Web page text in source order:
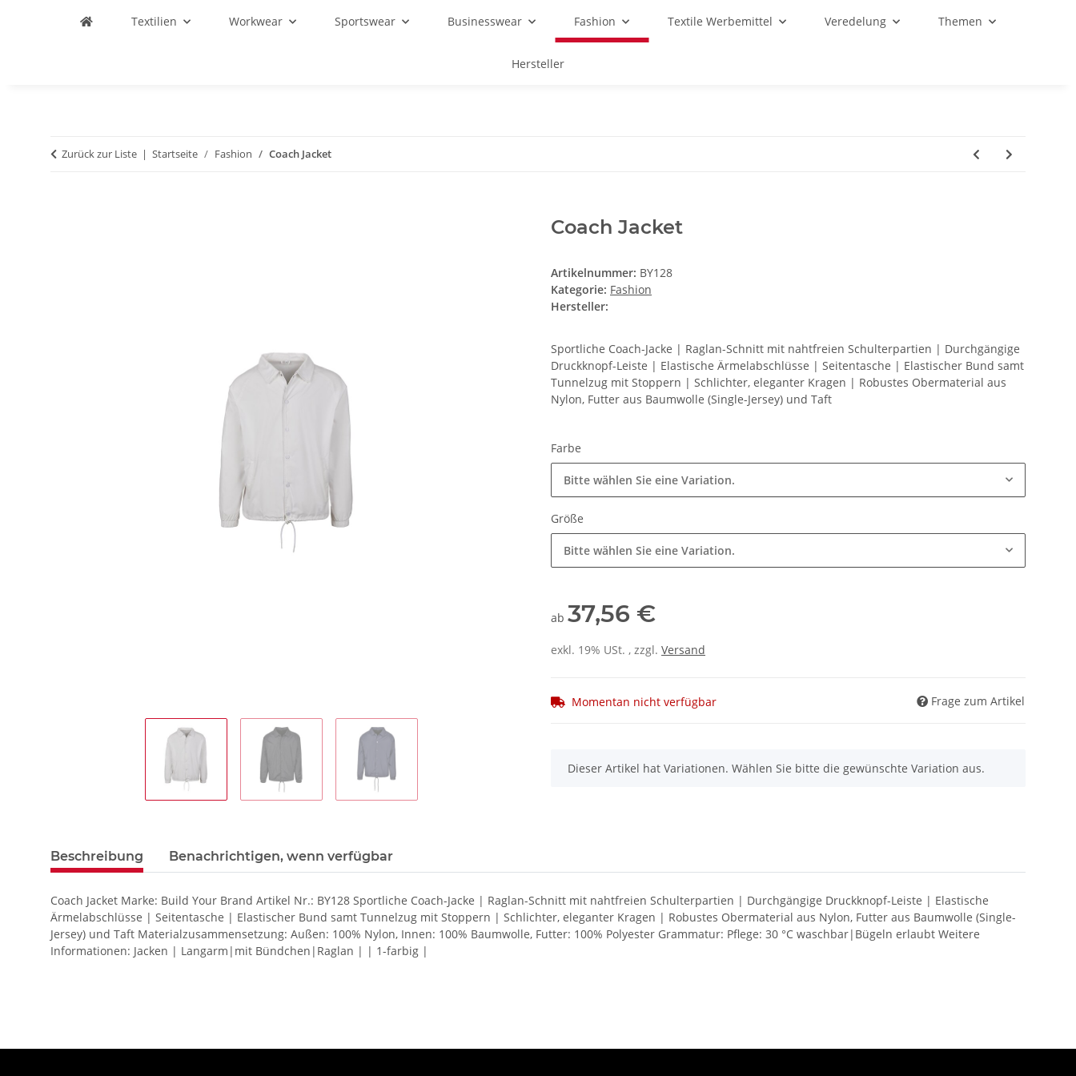
Textilien Workwear Sportswear Businesswear Fashion Textile Werbemittel Veredelung Themen
Hersteller
Zurück zur Liste Startseite Fashion Coach Jacket
Coach Jacket
Artikelnummer: BY128
Kategorie: Fashion
Hersteller:
Sportliche Coach-Jacke | Raglan-Schnitt mit nahtfreien Schulterpartien | Durchgängige
Druckknopf-Leiste | Elastische Ärmelabschlüsse | Seitentasche | Elastischer Bund samt
Tunnelzug mit Stoppern | Schlichter, eleganter Kragen | Robustes Obermaterial aus
Nylon, Futter aus Baumwolle (Single-Jersey) und Taft
Farbe
Bitte wählen Sie eine Variation.
Größe
Bitte wählen Sie eine Variation.
ab 37,56 €
exkl. 19% USt. , zzgl. Versand
Momentan nicht verfügbar Frage zum Artikel
x
Dieser Artikel hat Variationen. Wählen Sie bitte die gewünschte Variation aus.
Beschreibung Benachrichtigen, wenn verfügbar
Coach Jacket Marke: Build Your Brand Artikel Nr.: BY128 Sportliche Coach-Jacke | Raglan-Schnitt mit nahtfreien Schulterpartien | Durchgängige Druckknopf-Leiste | Elastische
Ärmelabschlüsse | Seitentasche | Elastischer Bund samt Tunnelzug mit Stoppern | Schlichter, eleganter Kragen | Robustes Obermaterial aus Nylon, Futter aus Baumwolle (Single-
Jersey) und Taft Materialzusammensetzung: Außen: 100% Nylon, Innen: 100% Baumwolle, Futter: 100% Polyester Grammatur: Pflege: 30 °C waschbar|Bügeln erlaubt Weitere
Informationen: Jacken | Langarm|mit Bündchen|Raglan | | 1-farbig |